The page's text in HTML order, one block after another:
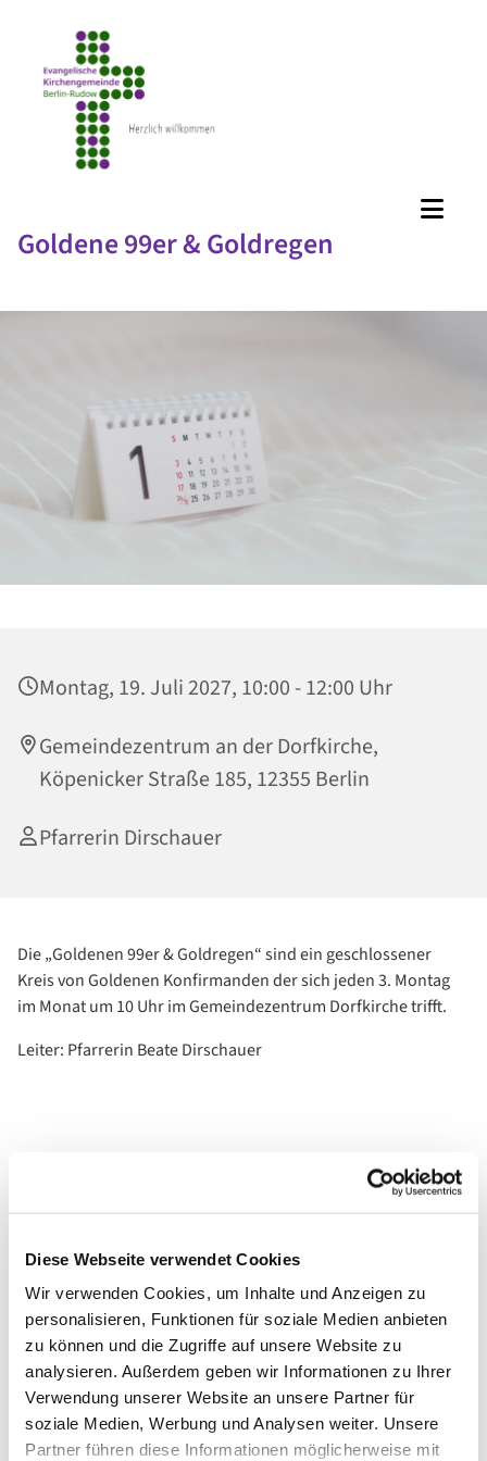
Diese Webseite verwendet Cookies
Wir verwenden Cookies, um Inhalte und Anzeigen zu
personalisieren, Funktionen für soziale Medien anbieten
zu können und die Zugriffe auf unsere Website zu
analysieren. Außerdem geben wir Informationen zu Ihrer
Verwendung unserer Website an unsere Partner für
soziale Medien, Werbung und Analysen weiter. Unsere
Partner führen diese Informationen möglicherweise mit
Goldene 99er & Goldregen
Montag, 19. Juli 2027, 10:00 - 12:00 Uhr
Gemeindezentrum an der Dorfkirche,
Köpenicker Straße 185, 12355 Berlin
Pfarrerin Dirschauer
Die „Goldenen 99er & Goldregen“ sind ein geschlossener
Kreis von Goldenen Konfirmanden der sich jeden 3. Montag
im Monat um 10 Uhr im Gemeindezentrum Dorfkirche trifft.
Leiter: Pfarrerin Beate Dirschauer